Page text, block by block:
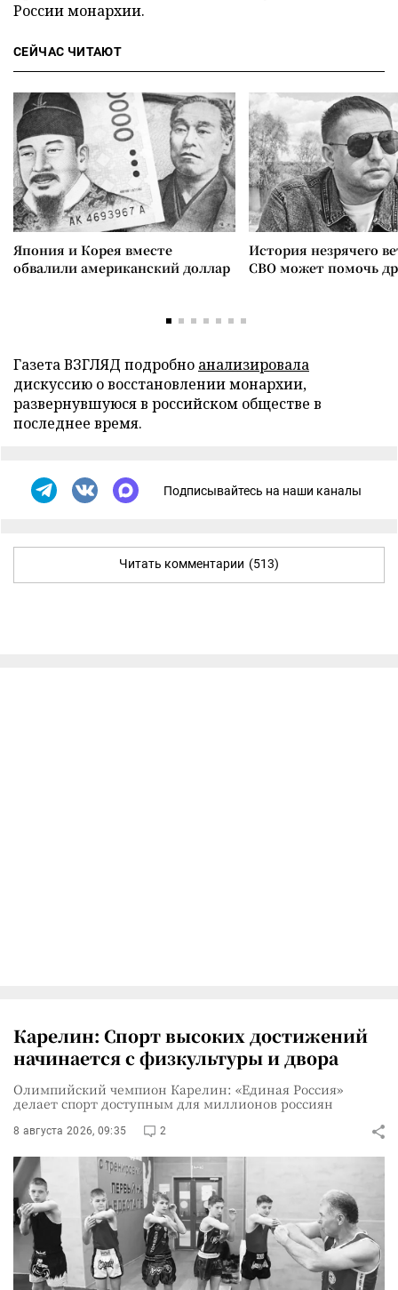
России монархии.
СЕЙЧАС ЧИТАЮТ
Япония и Корея вместе
обвалили американский доллар
История незрячего
СВО может помочь
Газета ВЗГЛЯД подробно анализировала
дискуссию о восстановлении монархии,
развернувшуюся в российском обществе в
последнее время.
Подписывайтесь на наши каналы
Читать комментарии (513)
Карелин: Спорт высоких достижений
начинается с физкультуры и двора
Олимпийский чемпион Карелин: «Единая Россия»
делает спорт доступным для миллионов россиян
8 августа 2026, 09:35 2